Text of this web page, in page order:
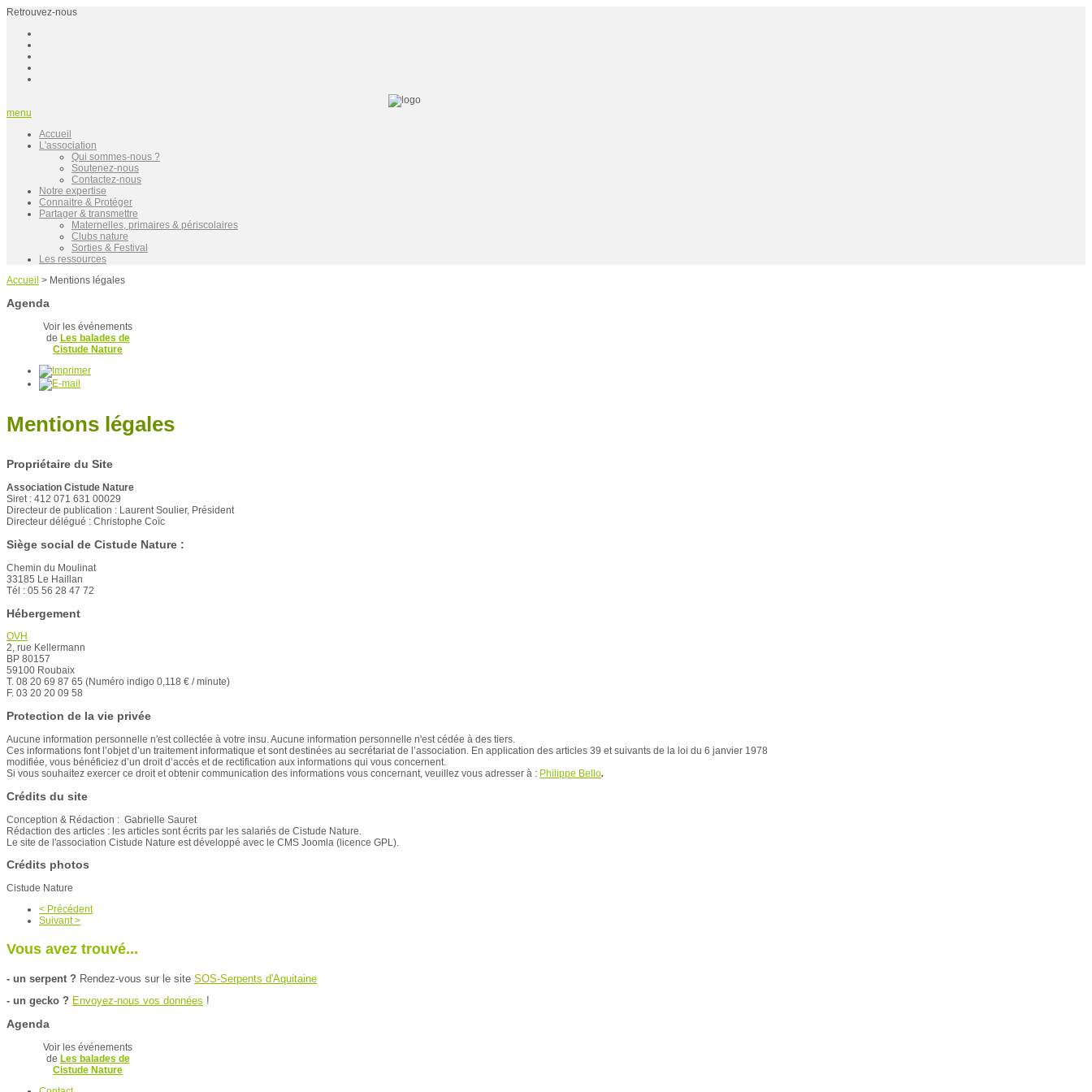
Retrouvez-nous
menu
Accueil
L'association
Qui sommes-nous ?
Soutenez-nous
Contactez-nous
Notre expertise
Connaitre & Protéger
Partager & transmettre
Maternelles, primaires & périscolaires
Clubs nature
Sorties & Festival
Les ressources
Accueil > Mentions légales
Agenda
Voir les événements
de Les balades de
Cistude Nature
Mentions légales
Propriétaire du Site
Association Cistude Nature
Siret : 412 071 631 00029
Directeur de publication : Laurent Soulier, Président
Directeur délégué : Christophe Coïc
Siège social de Cistude Nature :
Chemin du Moulinat
33185 Le Haillan
Tél : 05 56 28 47 72
Hébergement
OVH
2, rue Kellermann
BP 80157
59100 Roubaix
T. 08 20 69 87 65 (Numéro indigo 0,118 € / minute)
F. 03 20 20 09 58
Protection de la vie privée
Aucune information personnelle n'est collectée à votre insu. Aucune information personnelle n'est cédée à des tiers.
Ces informations font l’objet d’un traitement informatique et sont destinées au secrétariat de l’association. En application des articles 39 et suivants de la loi du 6 janvier 1978
modifiée, vous bénéficiez d’un droit d’accès et de rectification aux informations qui vous concernent.
Si vous souhaitez exercer ce droit et obtenir communication des informations vous concernant, veuillez vous adresser à : Philippe Bello.
Crédits du site
Conception & Rédaction : Gabrielle Sauret
Rédaction des articles : les articles sont écrits par les salariés de Cistude Nature.
Le site de l'association Cistude Nature est développé avec le CMS Joomla (licence GPL).
Crédits photos
Cistude Nature
< Précédent
Suivant >
Vous avez trouvé...
- un serpent ? Rendez-vous sur le site SOS-Serpents d'Aquitaine
- un gecko ? Envoyez-nous vos données !
Agenda
Voir les événements
de Les balades de
Cistude Nature